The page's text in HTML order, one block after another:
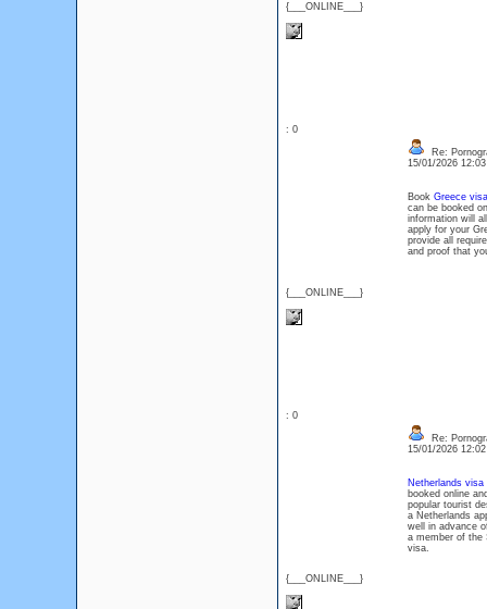
{___ONLINE___}
: 0
{___ONLINE___}
Re:
15/01/2026
Book Greece
can be booked
information will
apply for your
provide all
and proof that
: 0
{___ONLINE___}
Re:
15/01/2026
Netherlands
booked online
popular tourist
a Netherlands
well in advance
a member of the
visa.